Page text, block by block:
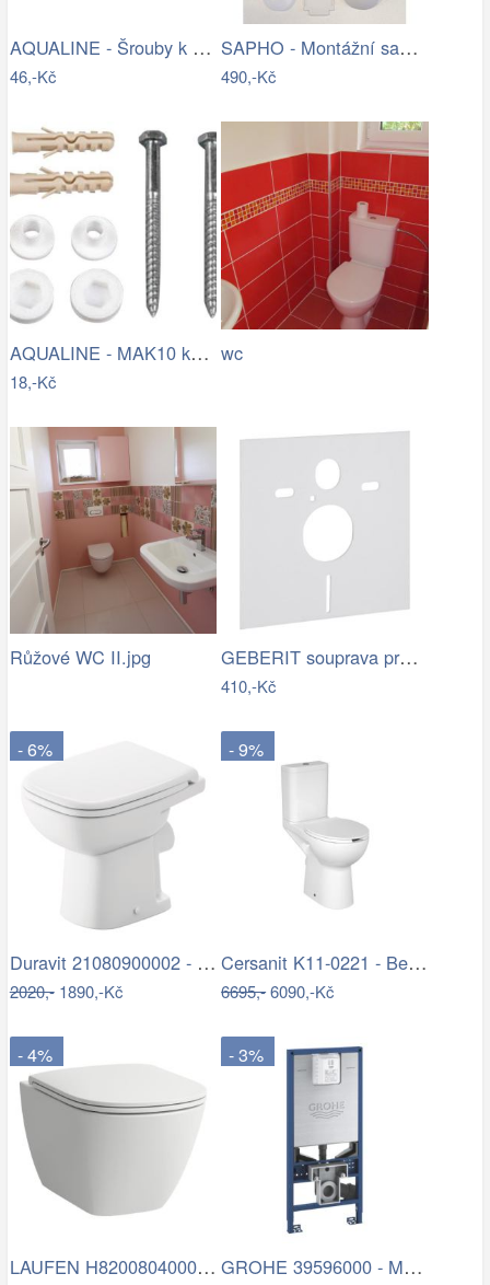
AQUALINE - Šrouby k WC dřevěným…
46,-Kč
SAPHO - Montážní sada pro závěsné WC…
490,-Kč
AQUALINE - MAK10 kotvící sada pro WC…
18,-Kč
wc
Růžové WC II.jpg GEBERIT souprava pro tlumení hluku pro…
410,-Kč
- 6%
Duravit 21080900002 - Stojící WC D-CODE…
2020,-1890,-Kč
- 9%
Cersanit K11-0221 - Bezbariérové…
6695,-6090,-Kč
- 4%
LAUFEN H8200804000001 - Závěsné WC LUA…
- 3%
GROHE 39596000 - Modul pro WC RAPID SLX…